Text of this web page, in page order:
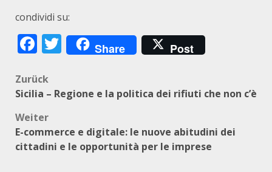
condividi su:
Facebook
Twitter
Share Post
Beitragsnavigation
Zurück
Sicilia – Regione e la politica dei rifiuti che non c’è
Weiter
E-commerce e digitale: le nuove abitudini dei
cittadini e le opportunità per le imprese